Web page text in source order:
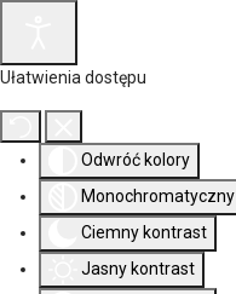
Ułatwienia dostępu
Odwróć kolory
Monochromatyczny
Ciemny kontrast
Jasny kontrast